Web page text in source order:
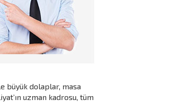
büyük dolaplar, masa
uzman kadrosu, tüm